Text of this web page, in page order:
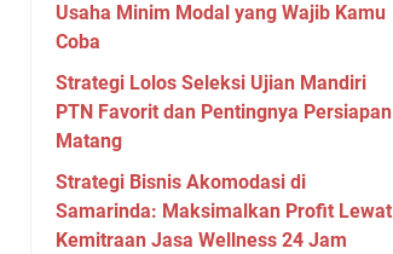
Usaha Minim Modal yang Wajib Kamu
Coba
Strategi Lolos Seleksi Ujian Mandiri
PTN Favorit dan Pentingnya Persiapan
Matang
Strategi Bisnis Akomodasi di
Samarinda: Maksimalkan Profit Lewat
Kemitraan Jasa Wellness 24 Jam